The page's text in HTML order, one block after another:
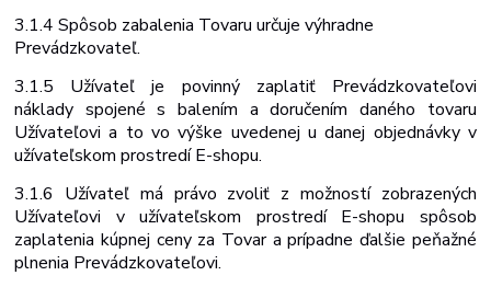
3.1.4 Spôsob zabalenia Tovaru určujevýhradne
Prevádzkovateľ.
3.1.5 Užívateľ je povinný zaplatiť Prevádzkovateľovi
náklady spojené s balením a doručením daného tovaru
Užívateľovi a to vo výške uvedenej u danej objednávky v
užívateľskom prostredí E-shopu.
3.1.6 Užívateľ má právo zvoliť z možností zobrazených
Užívateľovi v užívateľskom prostredí E-shopu spôsob
zaplatenia kúpnej ceny za Tovar a prípadne ďalšie peňažné
plnenia Prevádzkovateľovi.